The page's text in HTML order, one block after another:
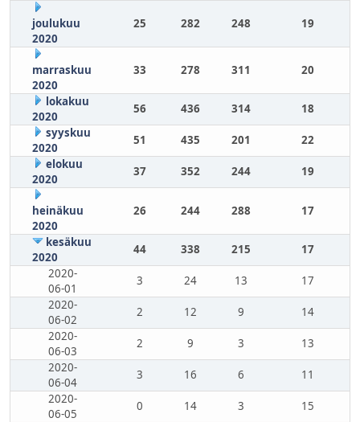
joulukuu
2020
25 282 248 19
marraskuu
2020
33 278 311 20
lokakuu
2020
56 436 314
18
syyskuu
2020
51 435 201
22
elokuu
2020
37 352 244 19
heinäkuu
2020
26 244 288 17
kesäkuu
2020
44 338 215
17
2020-
06-01
3 24 13
17
2020-
06-02
2 12 9
14
2020-
06-03
2 9 3
13
2020-
06-04
3 16 6
11
2020-
06-05
0 14 3
15